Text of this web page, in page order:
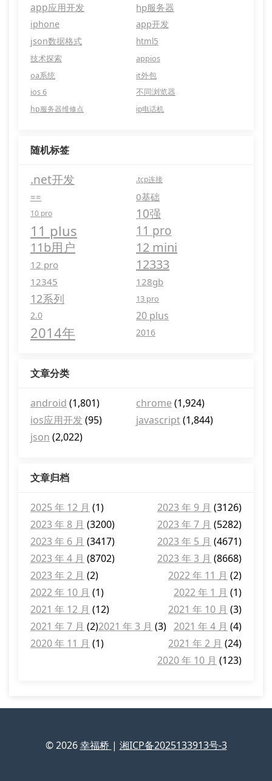
app应用开发
hp服务器
iphone
app开发
json数据格式
html5
技术探索
appios
oa系统
it外包
ios 6
不同浏览器
hp服务器维修点
ip电话机
随机标签
.net开发 .tcp连接
== 0基础
10 pro 10强
11 plus 11 pro
11b用户 12 mini
12 pro 12333
12345 128gb
12系列 13 pro
2.0 20 plus
2014年 2016
文章分类
android (1,801) chrome (1,924)
ios应用开发 (95) javascript(1,844)
json (2,022)
文章归档
2025 年 12 月 (1) 2023 年 9 月 (3126)
2023 年 8 月 (3200) 2023 年 7 月 (5282)
2023 年 6 月 (3417) 2023 年 5 月 (4671)
2023 年 4 月 (8702) 2023 年 3 月 (8668)
2023 年 2 月 (2) 2022 年 11 月 (2)
2022 年 10 月 (1) 2022 年 1 月 (1)
2021 年 12 月 (12) 2021 年 10 月 (3)
2021 年 7 月 (2) 2021 年 4 月 (4)
2021 年 3 月 (3)
2021 年 2 月 (24)
2020 年 11 月 (1)
2020 年 10 月 (123)
© 2026幸福桥 | 湘ICP备2025133913号-3